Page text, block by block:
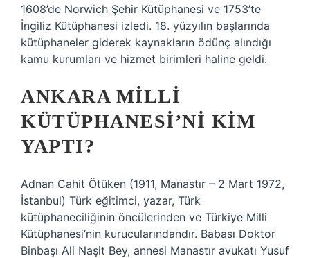
1608’de Norwich Şehir Kütüphanesi ve 1753’te
İngiliz Kütüphanesi izledi. 18. yüzyılın başlarında
kütüphaneler giderek kaynakların ödünç alındığı
kamu kurumları ve hizmet birimleri haline geldi.
ANKARA MILLI
KÜTÜPHANESI’NI KIM
YAPTI?
Adnan Cahit Ötüken (1911, Manastır – 2 Mart 1972,
İstanbul) Türk eğitimci, yazar, Türk
kütüphaneciliğinin öncülerinden ve Türkiye Milli
Kütüphanesi’nin kurucularındandır. Babası Doktor
Binbaşı Ali Naşit Bey, annesi Manastır avukatı Yusuf